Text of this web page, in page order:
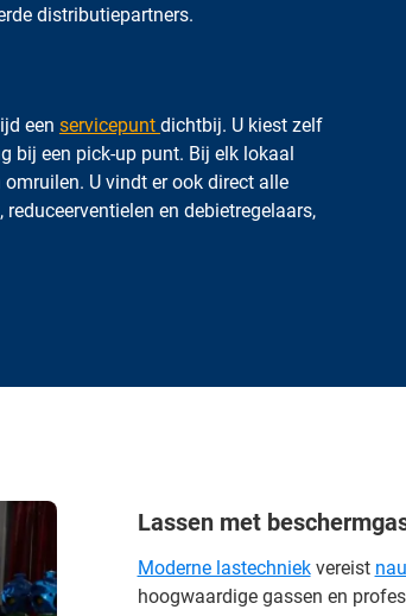
distributiepartners.
een servicepunt dichtbij. U kiest zelf
bij een pick-up punt. Bij elk lokaal
U vindt er ook direct alle
en debietregelaars,
Lassen met
Moderne lastechniekvereist
hoogwaardige gassen en